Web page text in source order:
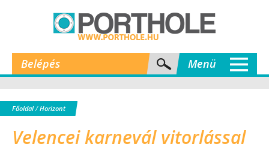
Belépés Menü
Főoldal/Horizont
Velencei karnevál vitorlással